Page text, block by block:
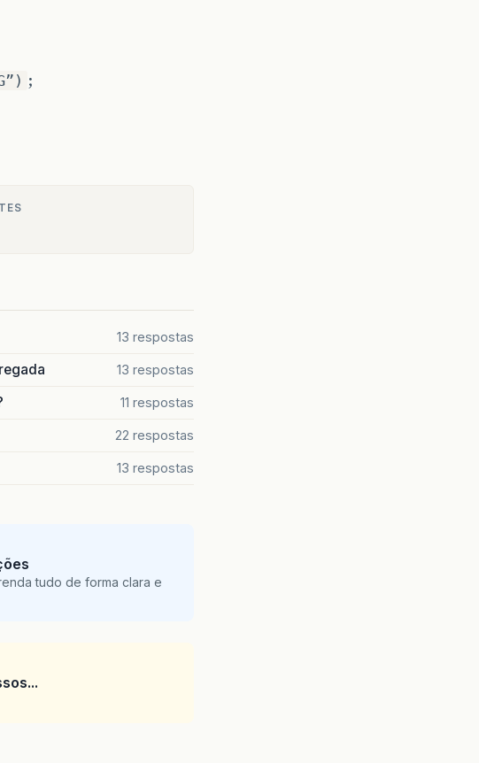
;
13 respostas
13 respostas
11 respostas
22 respostas
13 respostas
tudo de forma clara e